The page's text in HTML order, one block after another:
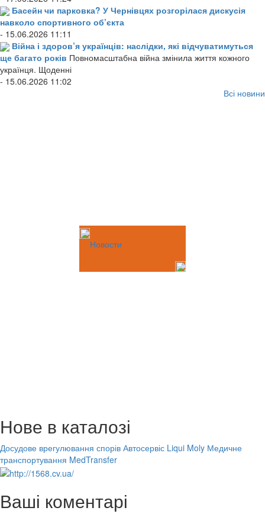
Басейн чи парковка? У Чернівцях розгорілася дискусія
навколо спортивного об’єкта
- 15.06.2026 11:11
Війна і здоров’я українців: наслідки, які відчуватимуться
ще багато років Повномасштабна війна змінила життя кожного
українця. Щоденні
- 15.06.2026 11:02
Всі новини
Новости
Нове в каталозі
Досудове врегулювання спорів Автосервіс Liqui Moly Медичне
транспортування MedTransfer
Ваші коментарі